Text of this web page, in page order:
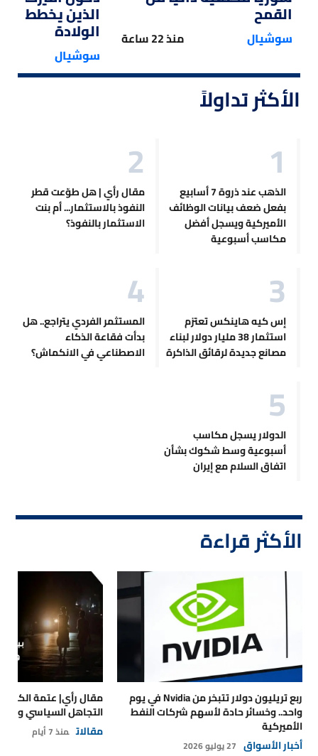
القمح
سوشيال منذ 22 ساعة
الذين يخططون
الولادة
سوشيال
الأكثر تداولاً
الذهب عند ذروة 7 أسابيع
بفعل ضعف بيانات الوظائف
الأميركية ويسجل أفضل
مكاسب أسبوعية
مقال رأي | هل طوّعت قطر
النفوذ بالاستثمار... أم بنت
الاستثمار بالنفوذ؟
إس كيه هاينكس تعتزم
استثمار 38 مليار دولار لبناء
مصانع جديدة لرقائق الذاكرة
المستثمر الفردي يتراجع.. هل
بدأت فقاعة الذكاء
الاصطناعي في الانكماش؟
الدولار يسجل مكاسب
أسبوعية وسط شكوك بشأن
اتفاق السلام مع إيران
الأكثر قراءة
ربع تريليون دولار تتبخر من Nvidia في يوم
واحد.. وخسائر حادة لأسهم شركات النفط
الأميركية
أخبار الأسواق 27 يوليو 2026
مقال رأي| عتمة
التجاهل السياسي
مقالات منذ 7 أيام